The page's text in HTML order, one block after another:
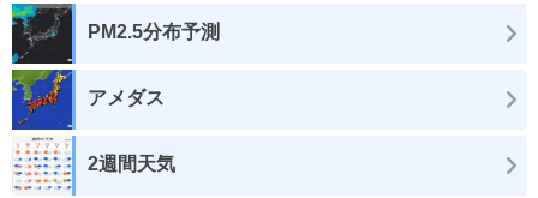
PM2.5分布予測
アメダス
2週間天気